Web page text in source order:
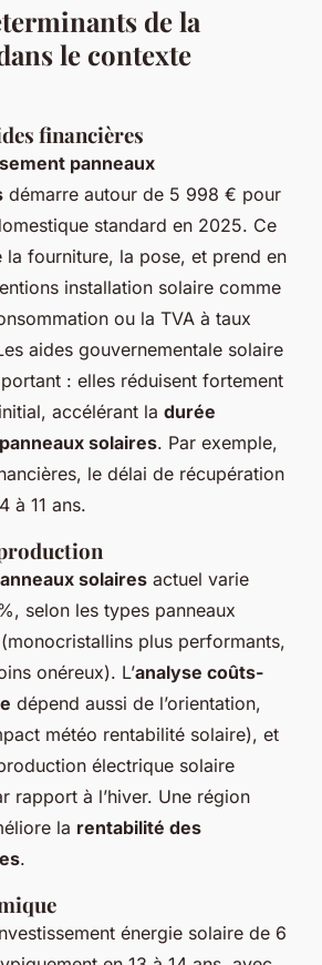
de la
le contexte
financières
panneaux
démarre autour de 5 998 € pour
standard en 2025. Ce
la fourniture, la pose, et prend en
installation solaire comme
ou la TVA à taux
aides gouvernementale solaire
: elles réduisent fortement
accélérant la durée
solaires. Par exemple,
le délai de récupération
à 11 ans.
solaires actuel varie
selon les types panneaux
plus performants,
onéreux). L’analyse coûts-
dépend aussi de l’orientation,
météo rentabilité solaire), et
électrique solaire
rapport à l’hiver. Une région
la rentabilité des
.
énergie solaire de 6